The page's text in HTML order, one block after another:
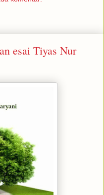
esai Tiyas Nur